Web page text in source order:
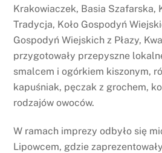
Krakowiaczek, Basia Szafarska,
Tradycja, Koło Gospodyń
Gospodyń Wiejskich z Płazy,
przygotowały przepyszne
smalcem i ogórkiem kiszonym,
kapuśniak, pęczak z grochem,
rodzajów owoców.
W ramach imprezy odbyło się
Lipowcem, gdzie